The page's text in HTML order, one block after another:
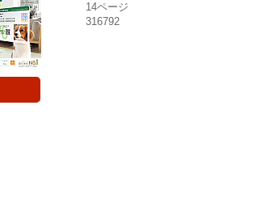
14ページ
316792